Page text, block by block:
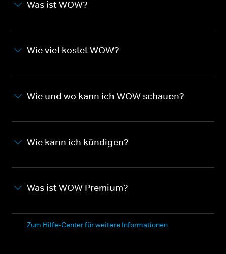
Was ist WOW?
Wie viel kostet WOW?
Wie und wo kann ich WOW schauen?
Wie kann ich kündigen?
Was ist WOW Premium?
Zum Hilfe-Center für weitere Informationen